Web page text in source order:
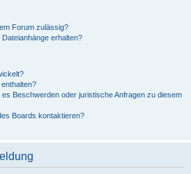
Forum zulässig?
erhalten?
Beschwerden oder juristische Anfragen zu diesem
Boards kontaktieren?